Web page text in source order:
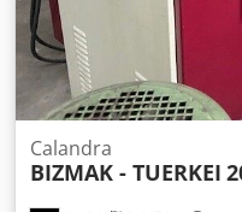
Calandra
BIZMAK - TUERKEI